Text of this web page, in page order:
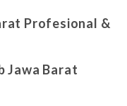
Profesional &
Jawa Barat